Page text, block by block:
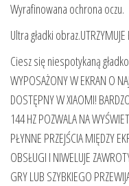
Wyrafinowana ochrona oczu.
Ultra gładki obraz.UTRZYMUJE
Ciesz się niespotykaną
WYPOSAŻONY W EKRAN O
DOSTĘPNY W XIAOMI!
144 HZ POZWALA NA
PŁYNNE PRZEJŚCIA MIĘDZY
OBSŁUGI I NIWELUJE
GRY LUB SZYBKIEGO